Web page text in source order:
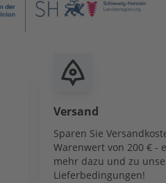
Versand
Sparen Sie
Warenwert von 200 € -
mehr dazu und zu
Lieferbedingungen!